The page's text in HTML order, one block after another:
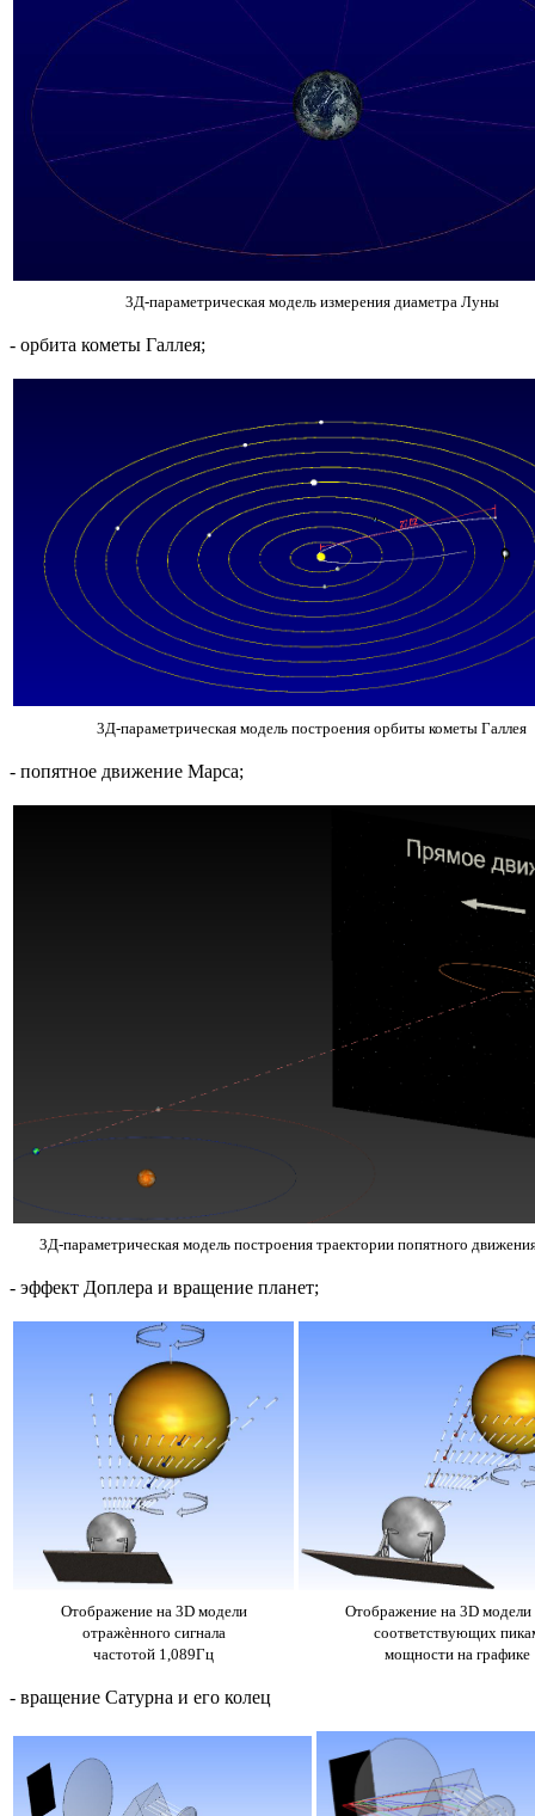
3Д-параметрическая модель измерения диаметра Луны
- орбита кометы Галлея;
3Д-параметрическая модель построения орбиты кометы Галлея
- попятное движение Марса;
3Д-параметрическая модель построения траектории попятного
- эффект Доплера и вращение планет;
Отображение на 3D модели
отражѐнного сигнала
частотой 1,089Гц
Отображение на 3D модели
соответствующих
мощности на графике
- вращение Сатурна и его колец